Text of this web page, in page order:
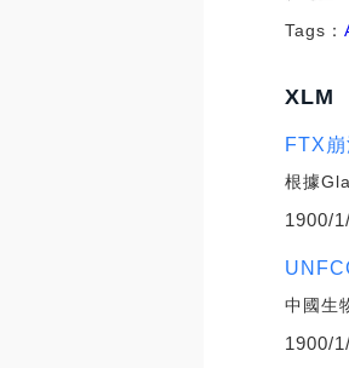
Tags：
XLM
FTX
根據
1900/
中國生
1900/